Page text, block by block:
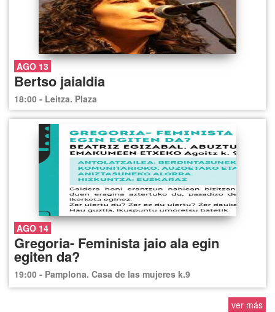
AGO 13
Bertso jaialdia
18:00 - Leitza. Plaza
AGO 14
Gregoria- Feminista jaio ala egin
egiten da?
19:00 - Pamplona. Casa de las mujeres k.9
ver más